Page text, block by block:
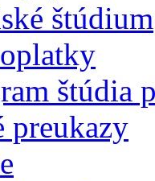
štúdium
štúdia
preukazy